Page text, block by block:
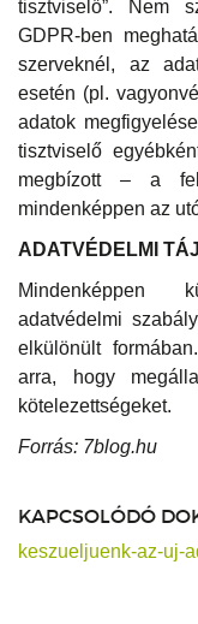
tisztviselő”. Nem
GDPR-ben
szerveknél, az
esetén (pl.
adatok
tisztviselő
megbízott – a
mindenképpen az
ADATVÉDELMI
Mindenképpen
adatvédelmi
elkülönült
arra, hogy
kötelezettségeket.
Forrás: 7blog.hu
KAPCSOLÓDÓ
keszueljuenk-az-uj-